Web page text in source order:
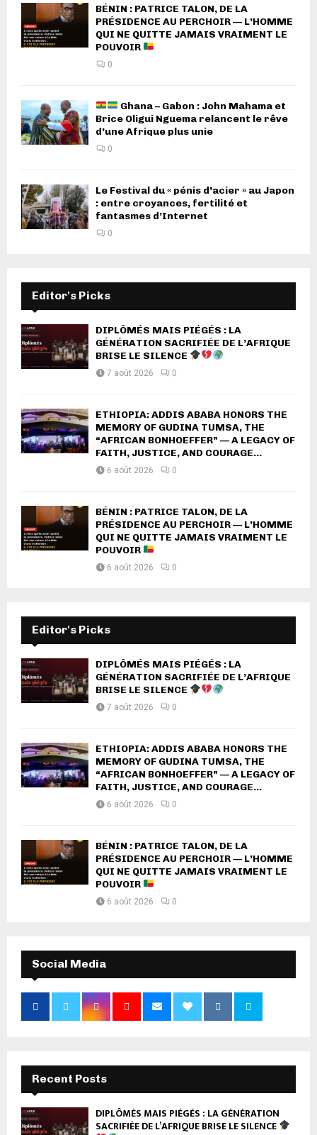
BÉNIN : PATRICE TALON, DE LA
PRÉSIDENCE AU PERCHOIR — L’HOMME
QUI NE QUITTE JAMAIS VRAIMENT LE
POUVOIR
0
Ghana – Gabon : John Mahama et
Brice Oligui Nguema relancent le rêve
d’une Afrique plus unie
0
Le Festival du « pénis d’acier » au Japon
: entre croyances, fertilité et
fantasmes d’Internet
0
Editor's Picks
DIPLÔMÉS MAIS PIÉGÉS : LA
GÉNÉRATION SACRIFIÉE DE L’AFRIQUE
BRISE LE SILENCE
7 août 2026 0
ETHIOPIA: ADDIS ABABA HONORS THE
MEMORY OF GUDINA TUMSA, THE
“AFRICAN BONHOEFFER” — A LEGACY OF
FAITH, JUSTICE, AND COURAGE...
6 août 2026 0
BÉNIN : PATRICE TALON, DE LA
PRÉSIDENCE AU PERCHOIR — L’HOMME
QUI NE QUITTE JAMAIS VRAIMENT LE
POUVOIR
6 août 2026 0
Editor's Picks
DIPLÔMÉS MAIS PIÉGÉS : LA
GÉNÉRATION SACRIFIÉE DE L’AFRIQUE
BRISE LE SILENCE
7 août 2026 0
ETHIOPIA: ADDIS ABABA HONORS THE
MEMORY OF GUDINA TUMSA, THE
“AFRICAN BONHOEFFER” — A LEGACY OF
FAITH, JUSTICE, AND COURAGE...
6 août 2026 0
BÉNIN : PATRICE TALON, DE LA
PRÉSIDENCE AU PERCHOIR — L’HOMME
QUI NE QUITTE JAMAIS VRAIMENT LE
POUVOIR
6 août 2026 0
Social Media
Recent Posts
DIPLÔMÉS MAIS PIÉGÉS : LA GÉNÉRATION
SACRIFIÉE DE L’AFRIQUE BRISE LE SILENCE